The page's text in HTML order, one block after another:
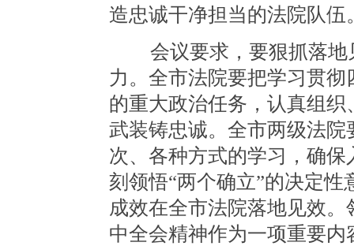
造忠诚干净担当的法院队伍
会议要求，要狠抓落地
力。全市法院要把学习贯
的重大政治任务，认真组
武装铸忠诚。全市两级法
次、各种方式的学习，确
刻领悟“两个确立”的决定
成效在全市法院落地见效
中全会精神作为一项重要